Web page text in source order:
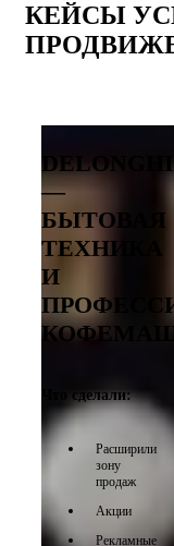
КЕЙСЫ
DELONGHI
—
БЫТОВАЯ
ТЕХНИКА
И
Что сделали:
Расширили
зону
продаж
Акции
Рекламные